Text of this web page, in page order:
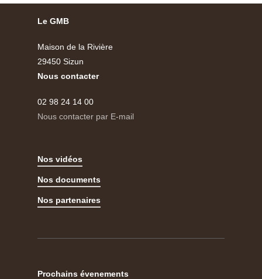
Le GMB
Maison de la Rivière
29450 Sizun
Nous contacter
02 98 24 14 00
Nous contacter par E-mail
Nos vidéos
Nos documents
Nos partenaires
Prochains évenements